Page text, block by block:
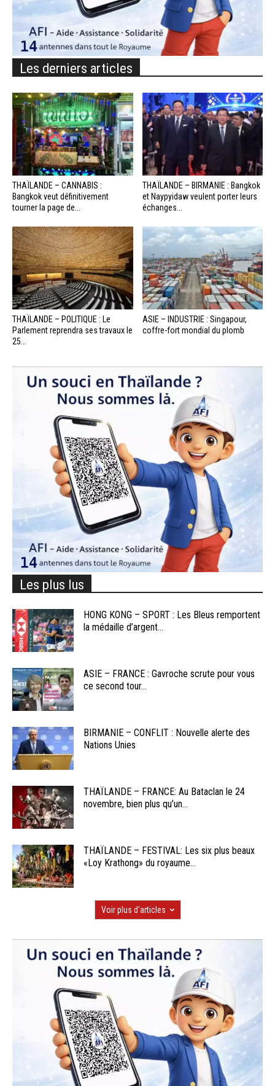
Les derniers articles
THAÏLANDE – CANNABIS :
Bangkok veut définitivement
tourner la page de...
THAÏLANDE – BIRMANIE : Bangkok
et Naypyidaw veulent porter leurs
échanges...
THAÏLANDE – POLITIQUE : Le
Parlement reprendra ses travaux le
25...
ASIE – INDUSTRIE : Singapour,
coffre-fort mondial du plomb
Les plus lus
HONG KONG – SPORT : Les Bleus remportent
la médaille d’argent...
ASIE – FRANCE : Gavroche scrute pour vous
ce second tour...
BIRMANIE – CONFLIT : Nouvelle alerte des
Nations Unies
THAÏLANDE – FRANCE: Au Bataclan le 24
novembre, bien plus qu’un...
THAÏLANDE – FESTIVAL: Les six plus beaux
«Loy Krathong» du royaume...
Voir plus d'articles